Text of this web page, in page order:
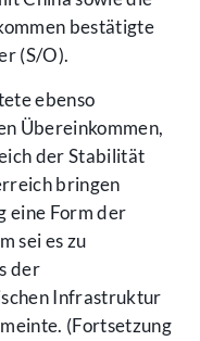
bestätigte
(S/O).
ebenso
Übereinkommen,
der Stabilität
bringen
eine Form der
sei es zu
der
Infrastruktur
(Fortsetzung